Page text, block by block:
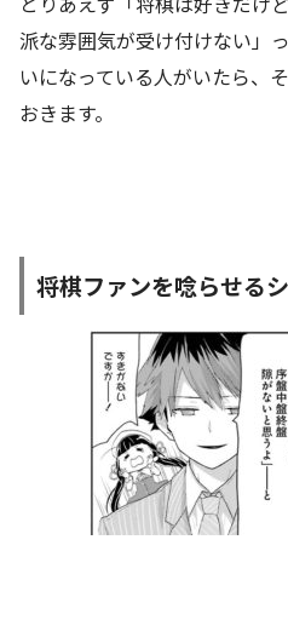
派な雰囲気が受け付けない」
いになっている人がいたら、
おきます。
将棋ファンを唸らせる